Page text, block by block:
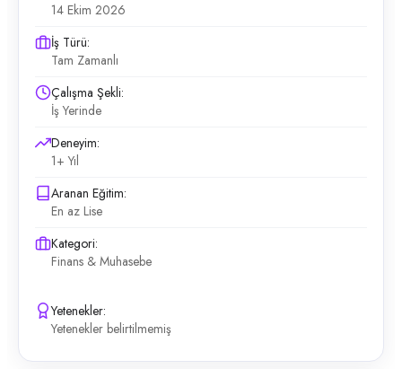
14 Ekim 2026
İş Türü:
Tam Zamanlı
Çalışma Şekli:
İş Yerinde
Deneyim:
1+ Yıl
Aranan Eğitim:
En az Lise
Kategori:
Finans & Muhasebe
Yetenekler:
Yetenekler belirtilmemiş